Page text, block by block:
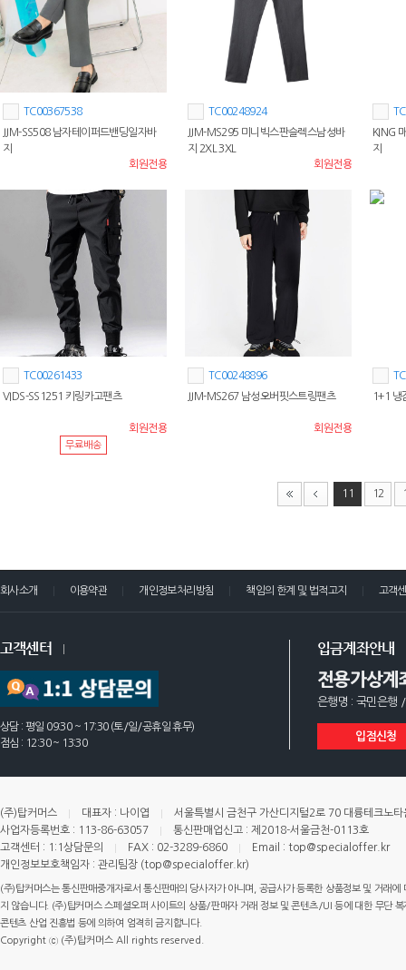
TC00367538
JJM-SS508 남자테이퍼드밴딩일자바
지
회원전용
TC00248924
JJM-MS295 미니빅스판슬렉스남성바
지 2XL 3XL
회원전용
KING
지
TC00261433
VIDS-SS1251 키링카고팬츠
회원전용
무료배송
TC00248896
JJM-MS267 남성오버핏스트링팬츠
회원전용
1+1 냉
11 12
회사소개 이용약관 개인정보처리방침 책임의 한계 및 법적고지 고객
고객센터
상담 : 평일 09:30 ~ 17:30 (토/일/공휴일 휴무)
점심 : 12:30 ~ 13:30
입금계좌안내
전용가상계
은행명 : 국민은행
입점신청
(주)탑커머스 대표자 : 나이엽
서울특별시 금천구 가산디지털2로 70 대륭테크노
사업자등록번호 : 113-86-63057
통신판매업신고 : 제2018-서울금천-0113호
고객센터 : 1:1상담문의
FAX : 02-3289-6860
Email : top@specialoffer.kr
개인정보보호책임자 : 관리팀장 (top@specialoffer.kr)
(주)탑커머스는 통신판매중개자로서 통신판매의 당사자가 아니며, 공급사가 등록한 상품정보 및 거래
지 않습니다. (주)탑커머스 스페셜오퍼 사이트의 상품/판매자 거래 정보 및 콘텐츠/UI 등에 대한 무단
콘텐츠 산업 진흥법 등에 의하여 엄격히 금지합니다.
Copyright ⓒ (주)탑커머스 All rights reserved.